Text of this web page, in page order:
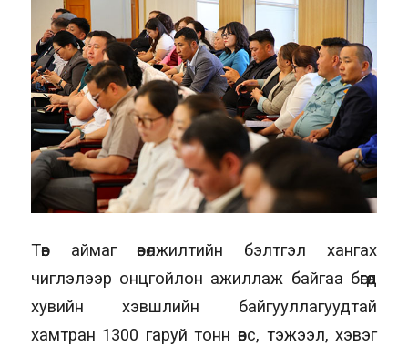
Төв аймаг өвөлжилтийн бэлтгэл хангах
чиглэлээр онцгойлон ажиллаж байгаа бөгөөд
хувийн хэвшлийн байгууллагуудтай
хамтран 1300 гаруй тонн өвс, тэжээл, хэвэг